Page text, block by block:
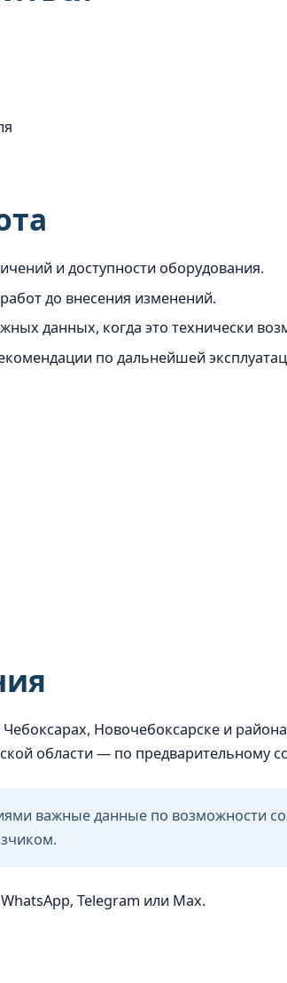
и доступности оборудования.
до внесения изменений.
данных, когда это технически
по дальнейшей
Новочебоксарске и
области — по предварительному
важные данные по возможности
Telegram или Max.